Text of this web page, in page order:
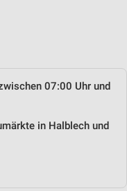
07:00 Uhr und
in Halblech und